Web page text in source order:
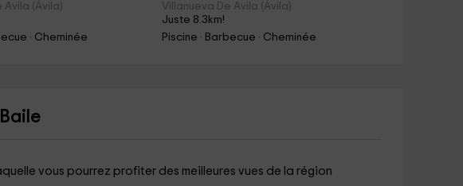
Avila (Ávila)
· Cheminée
Villanueva De Avila (Ávila)
Juste 8.3km!
Piscine · Barbecue · Cheminée
vous pourrez profiter des meilleures vues de la région